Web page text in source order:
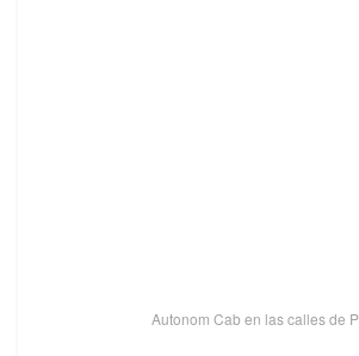
Autonom Cab en las calles de